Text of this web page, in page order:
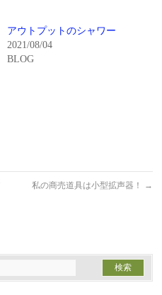
アウトプットのシャワー
2021/08/04
BLOG
私の商売道具は小型拡声器！ →